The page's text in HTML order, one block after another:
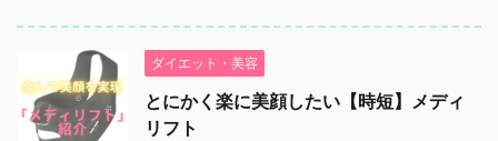
ダイエット・美容
とにかく楽に美顔したい【時短】メディ
リフト